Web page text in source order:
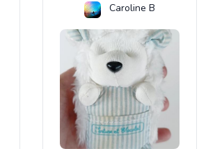
Caroline B